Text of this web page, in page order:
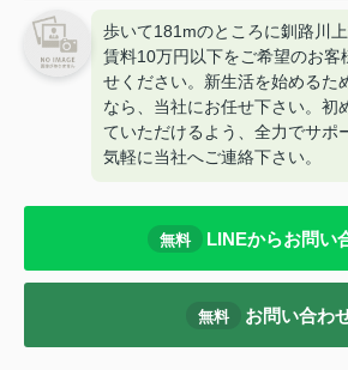
歩いて181mのところに釧路川上
賃料10万円以下をご希望のお客
せください。新生活を始めるた
なら、当社にお任せ下さい。初
ていただけるよう、全力でサポ
気軽に当社へご連絡下さい。
無料 LINEからお問い
無料 お問い合わ